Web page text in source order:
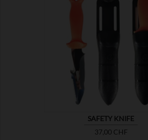
SAFETY KNIFE
Preis
37,00 CHF
ZEIGEN 